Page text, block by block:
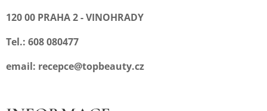
120 00 PRAHA 2 - VINOHRADY
Tel.: 608 080477
email: recepce@topbeauty.cz